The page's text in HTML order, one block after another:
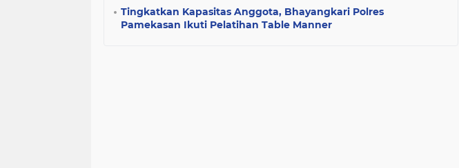
Tingkatkan Kapasitas Anggota, Bhayangkari Polres
Pamekasan Ikuti Pelatihan Table Manner